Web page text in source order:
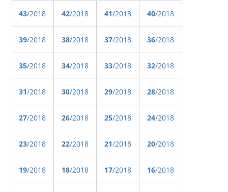
43/2018 42/2018 41/2018 40/2018
39/2018 38/2018 37/2018 36/2018
35/2018 34/2018 33/2018 32/2018
31/2018 30/2018 29/2018 28/2018
27/2018 26/2018 25/2018 24/2018
23/2018 22/2018 21/2018 20/2018
19/2018 18/2018 17/2018 16/2018